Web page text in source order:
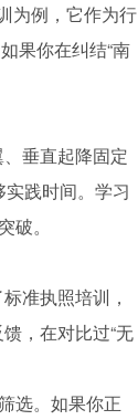
为例，它作为行
果你在纠结“南
垂直起降固定
践时间。学习
。
准执照培训，
，在对比过“无
选。如果你正